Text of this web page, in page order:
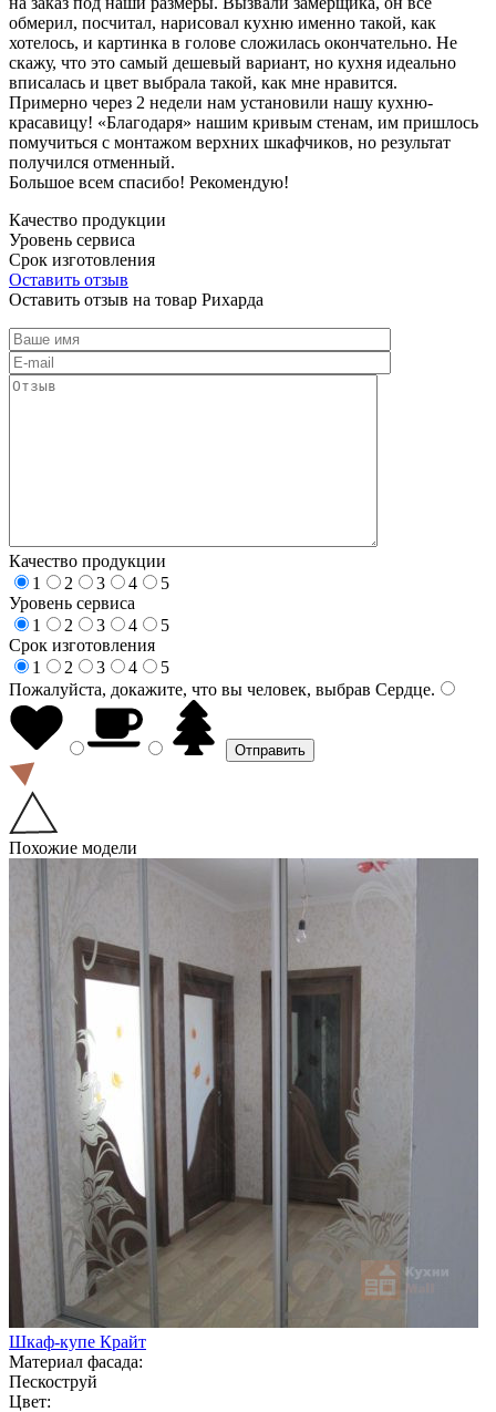
обмерил, посчитал, нарисовал кухню именно такой, как
хотелось, и картинка в голове сложилась окончательно. Не
скажу, что это самый дешевый вариант, но кухня идеально
вписалась и цвет выбрала такой, как мне нравится.
Примерно через 2 недели нам установили нашу кухню-
красавицу! «Благодаря» нашим кривым стенам, им пришлось
помучиться с монтажом верхних шкафчиков, но результат
получился отменный.
Большое всем спасибо! Рекомендую!
Качество продукции
Уровень сервиса
Срок изготовления
Оставить отзыв
Оставить отзыв на товар Рихарда
Качество продукции
1
2 3 4
5
Уровень сервиса
1
2 3 4
5
Срок изготовления
1
2 3 4
5
Пожалуйста, докажите, что вы человек, выбрав Сердце.
Похожие модели
Шкаф-купе Крайт
Материал фасада:
Пескоструй
Цвет: